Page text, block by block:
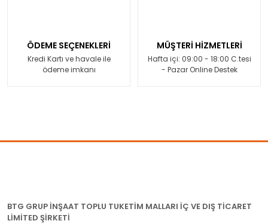
ÖDEME SEÇENEKLERİ
Kredi Kartı ve havale ile
ödeme imkanı
MÜŞTERİ HİZMETLERİ
Hafta içi: 09:00 - 18:00 C.tesi
- Pazar Online Destek
BTG GRUP İNŞAAT TOPLU TUKETİM MALLARI İÇ VE DIŞ TİCARET
LİMİTED ŞİRKETİ